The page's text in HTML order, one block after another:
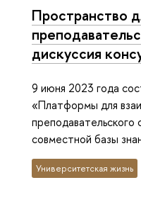
Пространство
дискуссия
9 июня 2023 года
«Платформы для
совместной базы
Университетская жизнь